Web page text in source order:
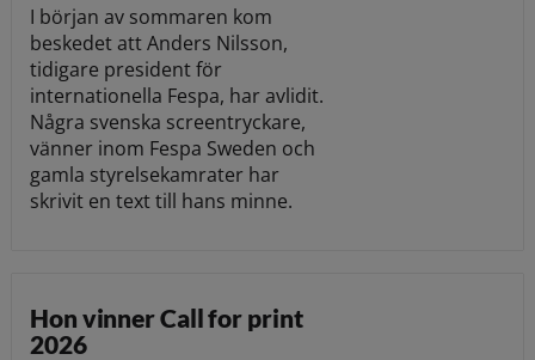
I början av sommaren kom
beskedet att Anders Nilsson,
tidigare president för
internationella Fespa, har avlidit.
Några svenska screentryckare,
vänner inom Fespa Sweden och
gamla styrelsekamrater har
skrivit en text till hans minne.
Hon vinner Call for print
2026